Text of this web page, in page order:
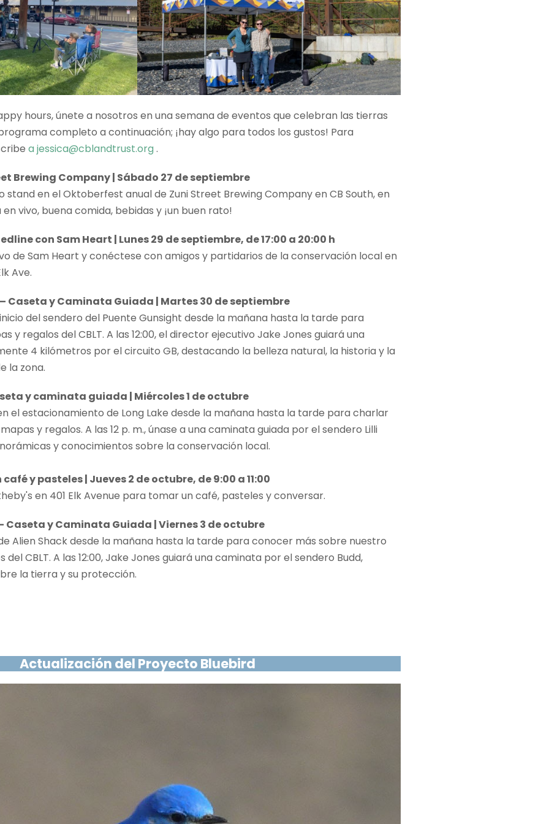
hours, únete a nosotros en una semana de eventos que celebran las tierras
completo a continuación; ¡hay algo para todos los gustos! Para
a jessica@cblandtrust.org .
Brewing Company | Sábado 27 de septiembre
stand en el Oktoberfest anual de Zuni Street Brewing Company en CB South, en
vivo, buena comida, bebidas y ¡un buen rato!
con Sam Heart | Lunes 29 de septiembre, de 17:00 a 20:00 h
de Sam Heart y conéctese con amigos y partidarios de la conservación local en
Ave.
Caseta y Caminata Guiada | Martes 30 de septiembre
del sendero del Puente Gunsight desde la mañana hasta la tarde para
y regalos del CBLT. A las 12:00, el director ejecutivo Jake Jones guiará una
4 kilómetros por el circuito GB, destacando la belleza natural, la historia y la
la zona.
y caminata guiada | Miércoles 1 de octubre
el estacionamiento de Long Lake desde la mañana hasta la tarde para charlar
y regalos. A las 12 p. m., únase a una caminata guiada por el sendero Lilli
y conocimientos sobre la conservación local.
y pasteles | Jueves 2 de octubre, de 9:00 a 11:00
en 401 Elk Avenue para tomar un café, pasteles y conversar.
Caseta y Caminata Guiada | Viernes 3 de octubre
Alien Shack desde la mañana hasta la tarde para conocer más sobre nuestro
CBLT. A las 12:00, Jake Jones guiará una caminata por el sendero Budd,
la tierra y su protección.
Actualización del Proyecto Bluebird